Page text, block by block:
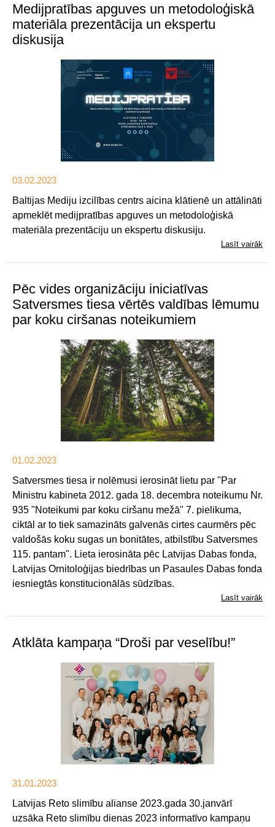
Medijpratības apguves un metodoloģiskā
materiāla prezentācija un ekspertu
diskusija
03.02.2023
Baltijas Mediju izcilības centrs aicina klātienē un attālināti
apmeklēt medijpratības apguves un metodoloģiskā
materiāla prezentāciju un ekspertu diskusiju.
Lasīt vairāk
Pēc vides organizāciju iniciatīvas
Satversmes tiesa vērtēs valdības lēmumu
par koku ciršanas noteikumiem
01.02.2023
Satversmes tiesa ir nolēmusi ierosināt lietu par "Par
Ministru kabineta 2012. gada 18. decembra noteikumu Nr.
935 "Noteikumi par koku ciršanu mežā" 7. pielikuma,
ciktāl ar to tiek samazināts galvenās cirtes caurmērs pēc
valdošās koku sugas un bonitātes, atbilstību Satversmes
115. pantam". Lieta ierosināta pēc Latvijas Dabas fonda,
Latvijas Ornitoloģijas biedrības un Pasaules Dabas fonda
iesniegtās konstitucionālās sūdzības.
Lasīt vairāk
Atklāta kampaņa “Droši par veselību!”
31.01.2023
Latvijas Reto slimību alianse 2023.gada 30.janvārī
uzsāka Reto slimību dienas 2023 informatīvo kampaņu